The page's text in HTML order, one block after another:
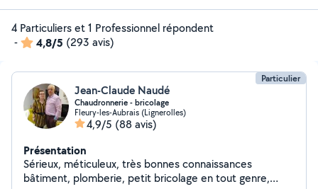
4 Particuliers et 1 Professionnel répondent
-
4,8/5 (293 avis)
Particulier
Jean-Claude Naudé
Chaudronnerie - bricolage
Fleury-les-Aubrais (Lignerolles)
4,9/5 (88 avis)
Présentation
Sérieux, méticuleux, très bonnes connaissances
bâtiment, plomberie, petit bricolage en tout genre,